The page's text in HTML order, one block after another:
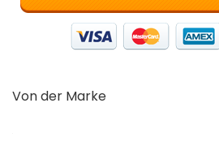
Von der Marke